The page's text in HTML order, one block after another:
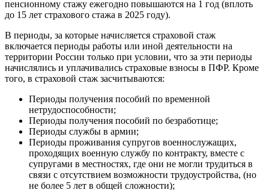
пенсионному стажу ежегодно повышаются на 1 год (вплоть
до 15 лет страхового стажа в 2025 году).
В периоды, за которые начисляется страховой стаж
включается периоды работы или иной деятельности на
территории России только при условии, что за эти периоды
начислялись и уплачивались страховые взносы в ПФР. Кроме
того, в страховой стаж засчитываются:
Периоды получения пособий по временной
нетрудоспособности;
Периоды получения пособий по безработице;
Периоды службы в армии;
Периоды проживания супругов военнослужащих,
проходящих военную службу по контракту, вместе с
супругами в местностях, где они не могли трудиться в
связи с отсутствием возможности трудоустройства, (но
не более 5 лет в общей сложности);